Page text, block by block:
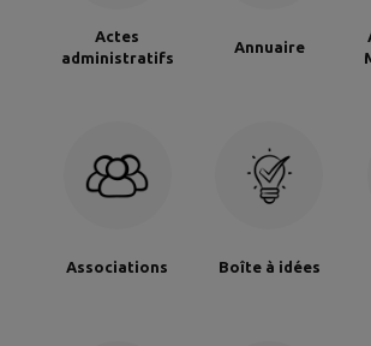
Actes
administratifs
Annuaire
Associations Boîte à idées